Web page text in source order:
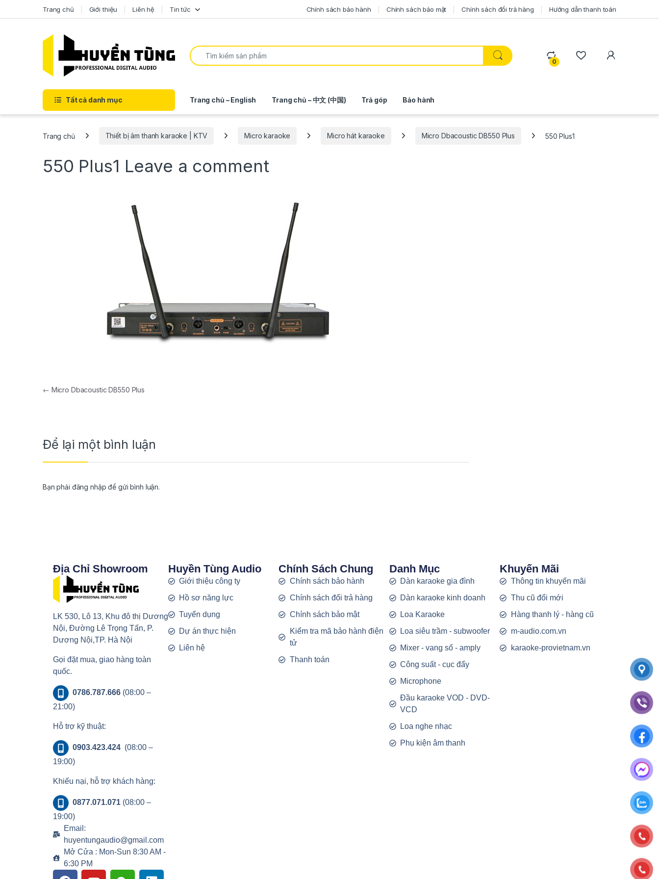
Trang chủ Giới thiệu Liên hệ Tin tức Chính sách bảo hành Chính sách bảo mật Chính sách đổi trả hàng Hướng dẫn thanh toán
0
Tất cả danh mục Trang chủ – English Trang chủ – 中文 (中国) Trả góp Bảo hành
Trang chủ Thiết bị âm thanh karaoke | KTV Micro karaoke Micro hát karaoke Micro Dbacoustic DB550 Plus 550 Plus1
550 Plus1 Leave a comment
← Micro Dbacoustic DB550 Plus
Để lại một bình luận
Bạn phải đăng nhập để gửi bình luận.
Địa Chỉ Showroom
LK 530, Lô 13, Khu đô thị Dương
Nội, Đường Lê Trọng Tấn, P.
Dương Nội,TP. Hà Nội
Gọi đặt mua, giao hàng toàn
quốc.
0786.787.666(08:00 –
21:00)
Hỗ trợ kỹ thuật:
0903.423.424 (08:00 –
19:00)
Khiếu nại, hỗ trợ khách hàng:
0877.071.071(08:00 –
19:00)
Email:
huyentungaudio@gmail.com
Mở Cửa : Mon-Sun 8:30 AM -
6:30 PM
Huyền Tùng Audio
Giới thiệu công ty
Hồ sơ năng lực
Tuyển dụng
Dự án thực hiện
Liên hệ
Chính Sách Chung
Chính sách bảo hành
Chính sách đổi trả hàng
Chính sách bảo mật
Kiểm tra mã bảo hành điện
tử
Thanh toán
Danh Mục
Dàn karaoke gia đình
Dàn karaoke kinh doanh
Loa Karaoke
Loa siêu trầm - subwoofer
Mixer - vang số - amply
Công suất - cục đẩy
Microphone
Đầu karaoke VOD - DVD-
VCD
Loa nghe nhạc
Phụ kiện âm thanh
Khuyến Mãi
Thông tin khuyến mãi
Thu cũ đổi mới
Hàng thanh lý - hàng cũ
m-audio.com.vn
karaoke-provietnam.vn